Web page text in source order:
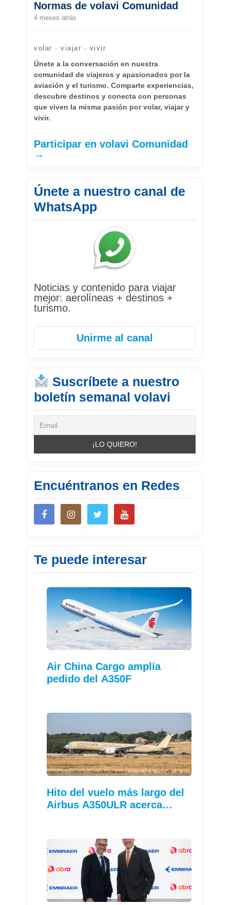
Normas de volavi Comunidad
4 meses atrás
volar · viajar · vivir
Únete a la conversación en nuestra
comunidad de viajeros y apasionados por la
aviación y el turismo. Comparte experiencias,
descubre destinos y conecta con personas
que viven la misma pasión por volar, viajar y
vivir.
Participar en volavi Comunidad
→
Únete a nuestro canal de
WhatsApp
Noticias y contenido para viajar
mejor: aerolíneas + destinos +
turismo.
Unirme al canal
Suscríbete a nuestro
boletín semanal volavi
Encuéntranos en Redes
Te puede interesar
Air China Cargo amplía
pedido del A350F
Hito del vuelo más largo del
Airbus A350ULR acerca…